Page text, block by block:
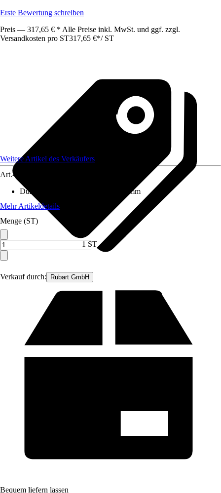
Erste Bewertung schreiben
Preis — 317,65 € * Alle Preise inkl. MwSt. und ggf. zzgl.
Versandkosten pro ST317,65 €*/ ST
Verkauf durch: Rubart GmbH
Weitere Artikel des Verkäufers
Art.-Nr.
Durchmesser (von - bis)
1 mm - 1 mm
Mehr Artikeldetails
Menge (ST)
1 ST
Bequem liefern lassen